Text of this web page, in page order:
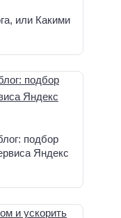
или Какими
подбор
Яндекс